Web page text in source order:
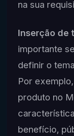
na sua
Inserção de
importante
definir o
Por
produto no
benefício,